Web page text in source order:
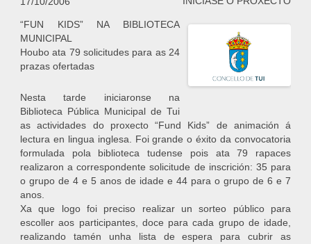
“FUN KIDS” NA BIBLIOTECA
MUNICIPAL
Houbo ata 79 solicitudes para as 24
prazas ofertadas
Nesta tarde iniciaronse na
Biblioteca Pública Municipal de Tui
as actividades do proxecto “Fund Kids” de animación á
lectura en lingua inglesa. Foi grande o éxito da convocatoria
formulada pola biblioteca tudense pois ata 79 rapaces
realizaron a correspondente solicitude de inscrición: 35 para
o grupo de 4 e 5 anos de idade e 44 para o grupo de 6 e 7
anos.
Xa que logo foi preciso realizar un sorteo público para
escoller aos participantes, doce para cada grupo de idade,
realizando tamén unha lista de espera para cubrir as